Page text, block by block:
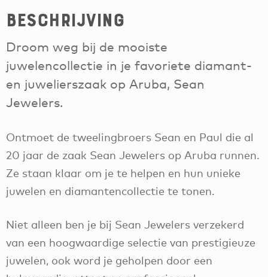
Beschrijving
Droom weg bij de mooiste
juwelencollectie in je favoriete diamant-
en juwelierszaak op Aruba, Sean
Jewelers.
Ontmoet de tweelingbroers Sean en Paul die al
20 jaar de zaak Sean Jewelers op Aruba runnen.
Ze staan klaar om je te helpen en hun unieke
juwelen en diamantencollectie te tonen.
Niet alleen ben je bij Sean Jewelers verzekerd
van een hoogwaardige selectie van prestigieuze
juwelen, ook word je geholpen door een